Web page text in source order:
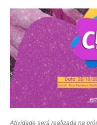
Atividade será realizada na